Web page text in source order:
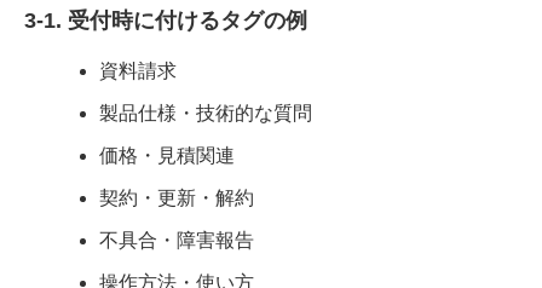
3-1. 受付時に付けるタグの例
資料請求
製品仕様・技術的な質問
価格・見積関連
契約・更新・解約
不具合・障害報告
操作方法・使い方